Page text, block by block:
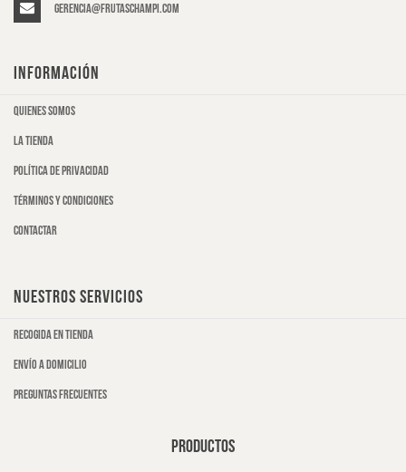
gerencia@frutaschampi.com
INFORMACIÓN
Quienes somos
La tienda
Política de privacidad
Términos y condiciones
Contactar
NUESTROS SERVICIOS
Recogida en tienda
Envío a domicilio
Preguntas frecuentes
PRODUCTOS